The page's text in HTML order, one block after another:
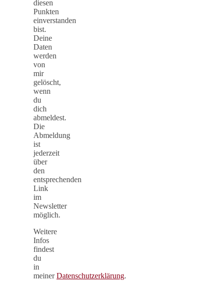
diesen
Punkten
einverstanden
bist.
Deine
Daten
werden
von
mir
gelöscht,
wenn
du
dich
abmeldest.
Die
Abmeldung
ist
jederzeit
über
den
entsprechenden
Link
im
Newsletter
möglich.
Weitere
Infos
findest
du
in
meinerDatenschutzerklärung.